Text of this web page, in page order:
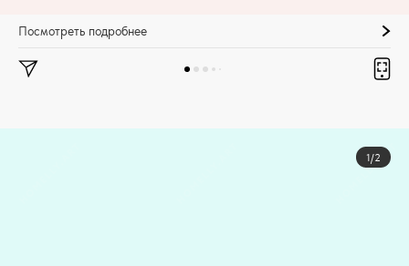
Посмотреть подробнее
1/2